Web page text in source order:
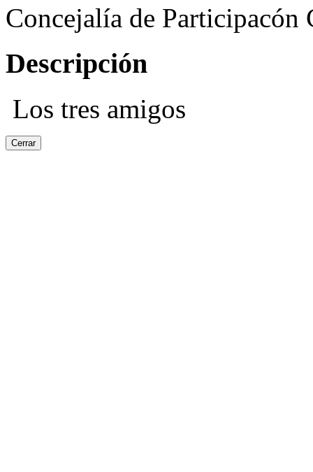
Concejalía de Participacón
Descripción
Los tres amigos
Cerrar